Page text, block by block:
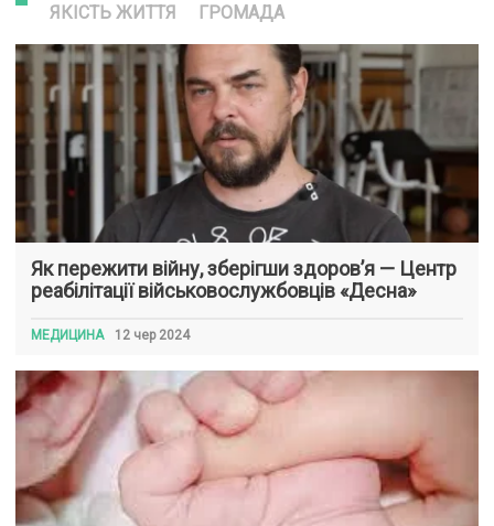
ЯКІСТЬ ЖИТТЯ
ГРОМАДА
Як пережити війну, зберігши здоров’я — Центр
реабілітації військовослужбовців «Десна»
МЕДИЦИНА 12 чер 2024